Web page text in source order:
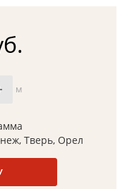
м
Тверь, Орел